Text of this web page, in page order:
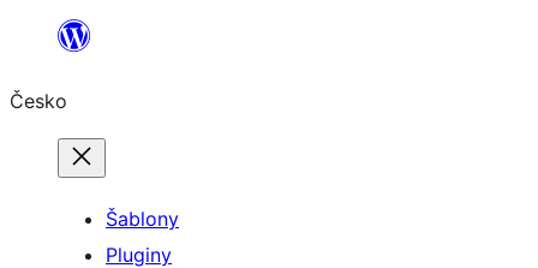
Přeskočit
obsah
Česko
Šablony
Pluginy